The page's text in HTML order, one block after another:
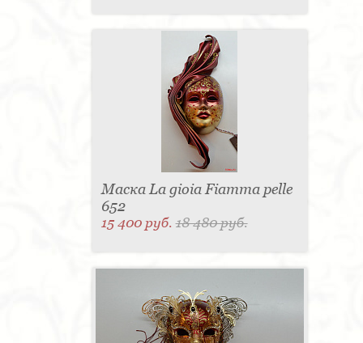
Маска La gioia Fiamma pelle
652
15 400 руб.18 480 руб.